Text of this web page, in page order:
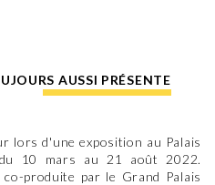
AUSSI PRÉSENTE
lors d'une exposition au Palais
10 mars au 21 août 2022.
produite par le Grand Palais